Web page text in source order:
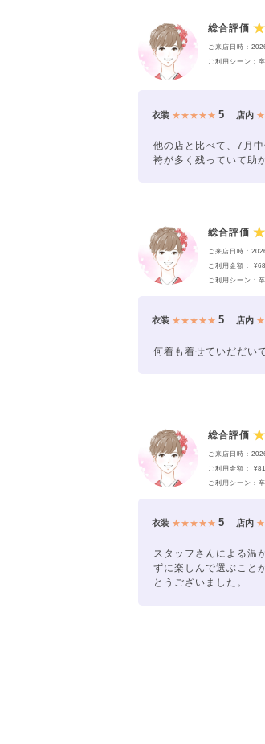
総合評価
ご来店日時：
ご利用シーン：
衣装 ★★★★★5 店内
他の店と比べて、7月
袴が多く残っていて助
総合評価
ご来店日時：
ご利用金額：
ご利用シーン：
衣装 ★★★★★5 店内
何着も着せていだだい
総合評価
ご来店日時：
ご利用金額：
ご利用シーン：
衣装 ★★★★★5 店内
スタッフさんによる温
ずに楽しんで選ぶこと
とうございました。